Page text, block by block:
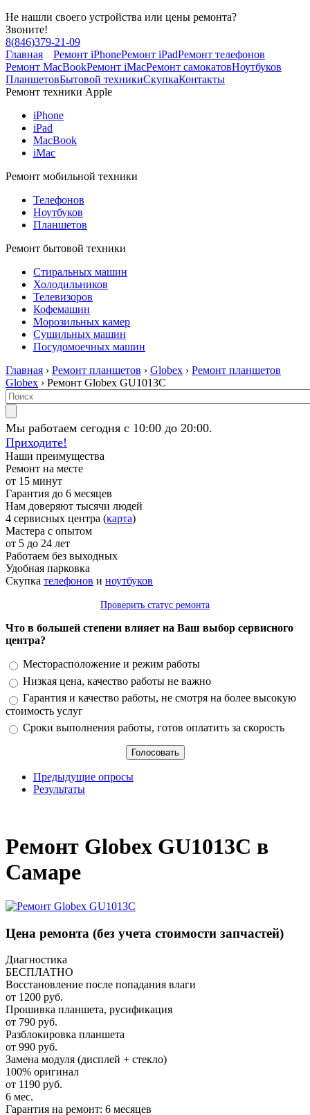
Не нашли своего устройства или цены ремонта?
Звоните!
8(846)379-21-09
Главная
Ремонт iPhoneРемонт iPadРемонт телефонов
Ремонт MacBookРемонт iMacРемонт самокатовНоутбуков
ПланшетовБытовой техникиСкупкаКонтакты
Ремонт техники Apple
iPhone
iPad
MacBook
iMac
Ремонт мобильной техники
Телефонов
Ноутбуков
Планшетов
Ремонт бытовой техники
Стиральных машин
Холодильников
Телевизоров
Кофемашин
Морозильных камер
Сушильных машин
Посудомоечных машин
Главная › Ремонт планшетов › Globex › Ремонт планшетов
Globex › Ремонт Globex GU1013C
Мы работаем сегодня с 10:00 до 20:00.
Приходите!
Наши преимущества
Ремонт на месте
от 15 минут
Гарантия до 6 месяцев
Нам доверяют тысячи людей
4 сервисных центра (карта)
Мастера с опытом
от 5 до 24 лет
Работаем без выходных
Удобная парковка
Скупка телефонов и ноутбуков
Проверить статус ремонта
Что в большей степени влияет на Ваш выбор сервисного
центра?
Варианты
Месторасположение и режим работы
Низкая цена, качество работы не важно
Гарантия и качество работы, не смотря на более высокую
стоимость услуг
Сроки выполнения работы, готов оплатить за скорость
Предыдущие опросы
Результаты
Ремонт Globex GU1013C в
Самаре
Цена ремонта (без учета стоимости запчастей)
Диагностика
БЕСПЛАТНО
Восстановление после попадания влаги
от 1200 руб.
Прошивка планшета, русификация
от 790 руб.
Разблокировка планшета
от 990 руб.
Замена модуля (дисплей + стекло)
100% оригинал
от 1190 руб.
6 мес.
Гарантия на ремонт: 6 месяцев